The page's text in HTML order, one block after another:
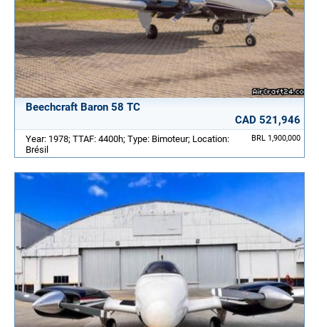
Beechcraft Baron 58 TC
CAD 521,946
BRL 1,900,000
Year: 1978; TTAF: 4400h; Type: Bimoteur; Location:
Brésil